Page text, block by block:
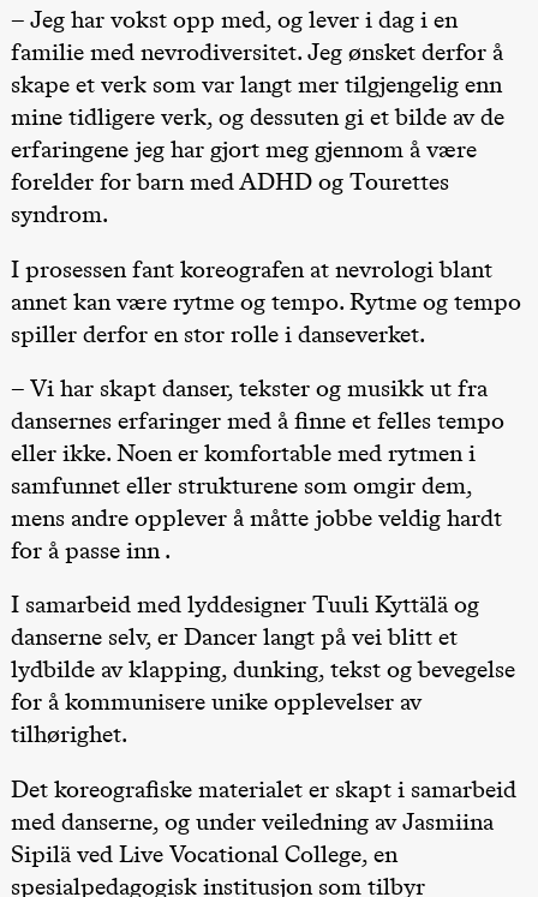
Lørdag 12. september
15.00
Yuri
Umemoto /​
Sinfonietta /​
Ivar Furre
Aam
crypt_ –
Animeopera
av Yuri
(Black Box
Umemoto /​
Sinfonietta /​
Ivar Furre
Aam
Animeopera
Umemoto
Store scene
(Black Box
teater)
Fredag 18. september
20.00
Pinquins &
Kjersti Alm
Eriksen
Store scene
(Black Box
teater)
Lørdag 19. september
18.00
Pinquins &
Kjersti Alm
Hi sida
– Jeg har vokst opp med, og lever i dag i en
familie med nevrodiversitet. Jeg ønsket derfor å
skape et verk som var langt mer tilgjengelig enn
mine tidligere verk, og dessuten gi et bilde av de
erfaringene jeg har gjort meg gjennom å være
forelder for barn med ADHD og Tourettes
syndrom.
I prosessen fant koreografen at nevrologi blant
annet kan være rytme og tempo. Rytme og tempo
spiller derfor en stor rolle i danseverket.
– Vi har skapt danser, tekster og musikk ut fra
dansernes erfaringer med å finne et felles tempo
eller ikke. Noen er komfortable med rytmen i
samfunnet eller strukturene som omgir dem,
mens andre opplever å måtte jobbe veldig hardt
for å passe inn .
I samarbeid med lyddesigner Tuuli Kyttälä og
danserne selv, er Dancer langt på vei blitt et
lydbilde av klapping, dunking, tekst og bevegelse
for å kommunisere unike opplevelser av
tilhørighet.
Det koreografiske materialet er skapt i samarbeid
med danserne, og under veiledning av Jasmiina
Sipilä ved Live Vocational College, en
spesialpedagogisk institusjon som tilbyr